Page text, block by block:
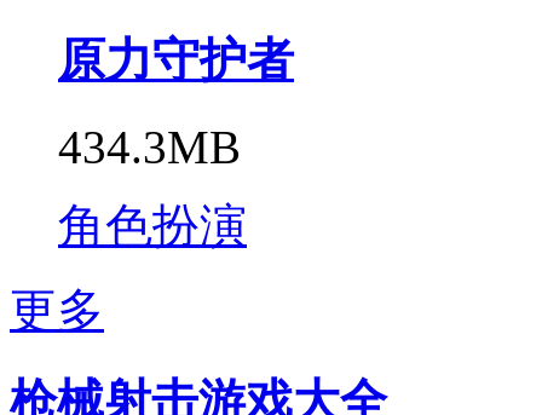
原力守护者
434.3MB
角色扮演
更多
枪械射击游戏大全